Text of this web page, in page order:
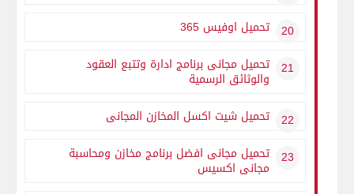
تحميل اوفيس 365
تحميل مجانى برنامج ادارة وتتبع العقود
والوثائق الرسمية
تحميل شيت اكسل المخازن المجانى
تحميل مجانى افضل برنامج مخازن ومحاسبة
مجانى اكسيس